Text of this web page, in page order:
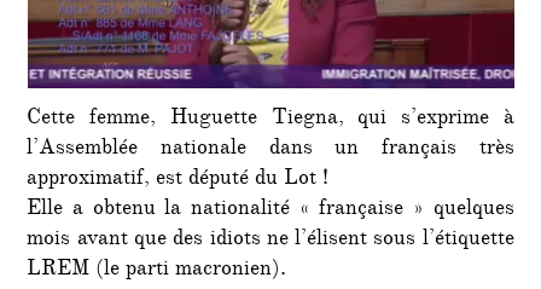
Cette femme, Huguette Tiegna, qui s’exprime à
l’Assemblée nationale dans un français très
approximatif, est député du Lot !
Elle a obtenu la nationalité « française » quelques
mois avant que des idiots ne l’élisent sous l’étiquette
LREM (le parti macronien).